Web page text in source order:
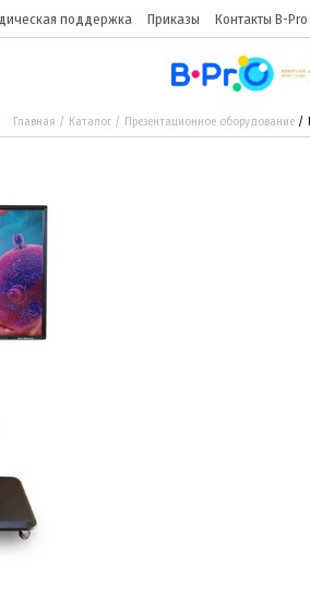
поддержка Приказы Контакты B-Pro
Главная Каталог Презентационное оборудование